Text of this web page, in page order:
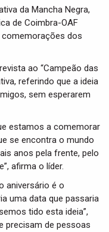
da Mancha Negra,
de Coimbra-OAF
comemorações dos
ao “Campeão das
referindo que a ideia
sem esperarem
estamos a comemorar
se encontra o mundo
anos pela frente, pelo
afirma o líder.
aniversário é o
uma data que passaria
tido esta ideia”,
precisam de pessoas